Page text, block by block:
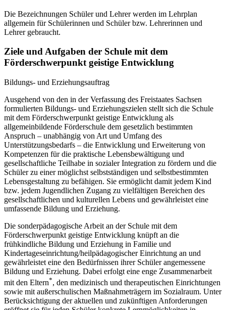
Die Bezeichnungen Schüler und Lehrer werden im Lehrplan
allgemein für Schülerinnen und Schüler bzw. Lehrerinnen und
Lehrer gebraucht.
Ziele und Aufgaben der Schule mit dem
Förderschwerpunkt geistige Entwicklung
Bildungs- und Erziehungsauftrag
Ausgehend von den in der Verfassung des Freistaates Sachsen
formulierten Bildungs- und Erziehungszielen stellt sich die Schule
mit dem Förderschwerpunkt geistige Entwicklung als
allgemeinbildende Förderschule dem gesetzlich bestimmten
Anspruch – unabhängig von Art und Umfang des
Unterstützungsbedarfs – die Entwicklung und Erweiterung von
Kompetenzen für die praktische Lebensbewältigung und
gesellschaftliche Teilhabe in sozialer Integration zu fördern und die
Schüler zu einer möglichst selbstständigen und selbstbestimmten
Lebensgestaltung zu befähigen. Sie ermöglicht damit jedem Kind
bzw. jedem Jugendlichen Zugang zu vielfältigen Bereichen des
gesellschaftlichen und kulturellen Lebens und gewährleistet eine
umfassende Bildung und Erziehung.
Die sonderpädagogische Arbeit an der Schule mit dem
Förderschwerpunkt geistige Entwicklung knüpft an die
frühkindliche Bildung und Erziehung in Familie und
Kindertageseinrichtung/heilpädagogischer Einrichtung an und
gewährleistet eine den Bedürfnissen ihrer Schüler angemessene
Bildung und Erziehung. Dabei erfolgt eine enge Zusammenarbeit
mit den Eltern*, den medizinisch und therapeutischen Einrichtungen
sowie mit außerschulischen Maßnahmeträgern im Sozialraum. Unter
Berücksichtigung der aktuellen und zukünftigen Anforderungen